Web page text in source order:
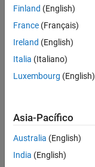
Finland (English)
France (Français)
Ireland (English)
Italia (Italiano)
Luxembourg (English)
Asia-Pacífico
Australia (English)
India (English)